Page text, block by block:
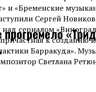
и «Бременские
Сергей
сериалом
к созданию
Барракуда».
Светлана